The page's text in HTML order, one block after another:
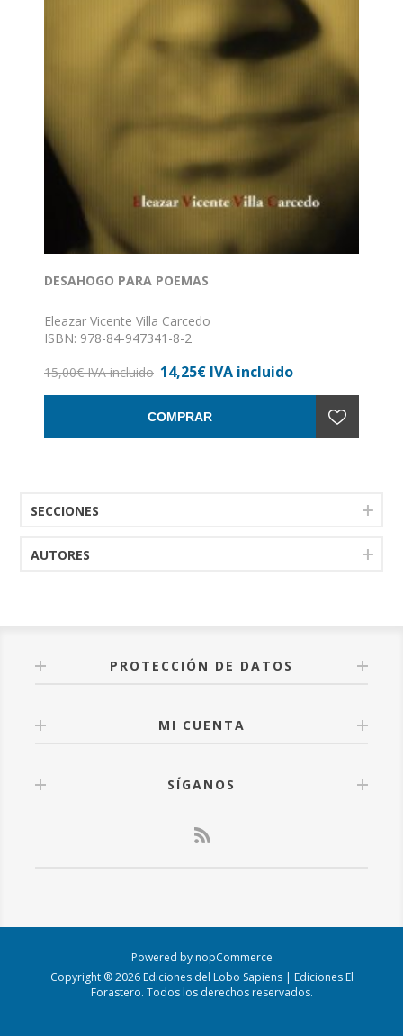
DESAHOGO PARA POEMAS
Eleazar Vicente Villa Carcedo
ISBN: 978-84-947341-8-2
Nº de páginas: 104
15,00€ IVA incluido 14,25€ IVA incluido
COMPRAR
SECCIONES
AUTORES
PROTECCIÓN DE DATOS
MI CUENTA
SÍGANOS
Powered by nopCommerce
Copyright ® 2026 Ediciones del Lobo Sapiens | Ediciones El
Forastero. Todos los derechos reservados.